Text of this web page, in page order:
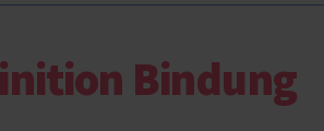
Bindung